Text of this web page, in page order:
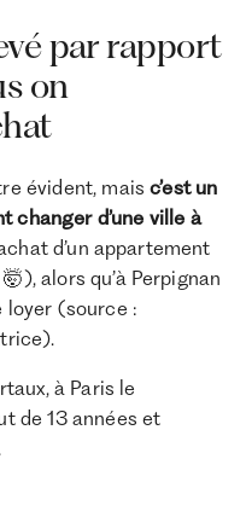
par rapport
on
évident, maisc’est un
changer d’une ville à
d’un appartement
alors qu’à Perpignan
loyer (source :
à Paris le
de 13 années et